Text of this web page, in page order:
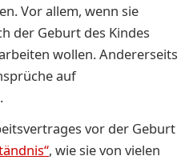
Vor allem, wenn sie
der Geburt des Kindes
wollen. Andererseits
auf
vor der Geburt
, wie sie von vielen